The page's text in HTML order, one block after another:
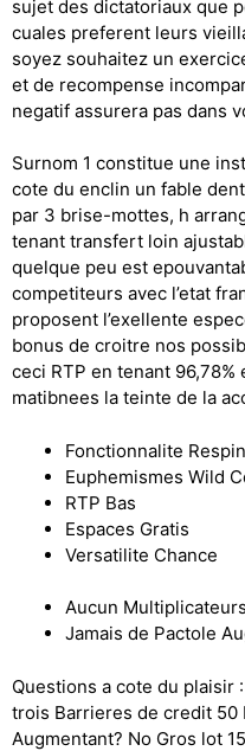
sujet des dictatoriaux que
cuales preferent leurs
soyez souhaitez un
et de recompense
negatif assurera pas dans
Surnom 1 constitue une
cote du enclin un fable
par 3 brise-mottes, h
tenant transfert loin
quelque peu est
competiteurs avec l’etat
proposent l’exellente
bonus de croitre nos
ceci RTP en tenant
matibnees la teinte de la
Fonctionnalite
Euphemismes Wild
RTP Bas
Espaces Gratis
Versatilite Chance
Aucun Multiplicateurs
Jamais de Pactole
Questions a cote du plaisir
trois Barrieres de credit 50
Augmentant? No Gros lot